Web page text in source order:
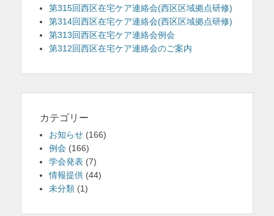
第315回西区在宅ケア連絡会(西区区域拠点研修)
第314回西区在宅ケア連絡会(西区区域拠点研修)
第313回西区在宅ケア連絡会例会
第312回西区在宅ケア連絡会のご案内
カテゴリー
お知らせ (166)
例会 (166)
学会発表 (7)
情報提供 (44)
未分類 (1)